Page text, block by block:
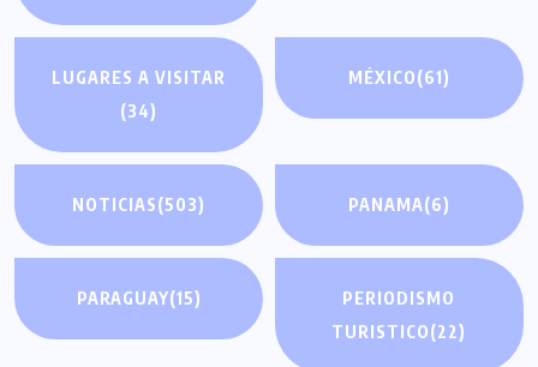
LUGARES A VISITAR
(34)
MÉXICO(61)
NOTICIAS(503) PANAMA(6)
PARAGUAY(15)
PERIODISMO
TURISTICO(22)